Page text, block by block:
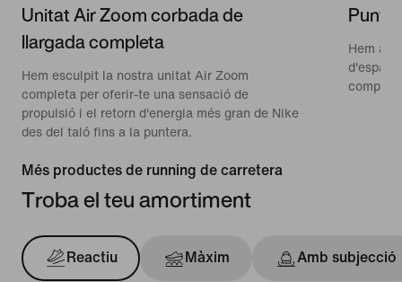
Unitat Air Zoom corbada de
llargada completa
Hem esculpit la nostra unitat Air Zoom
completa per oferir-te una sensació de
propulsió i el retorn d'energia més gran de Nike
des del taló fins a la puntera.
Hem
d'espai
Més productes de running de carretera
Troba el teu amortiment
Reactiu Màxim Amb subjecció